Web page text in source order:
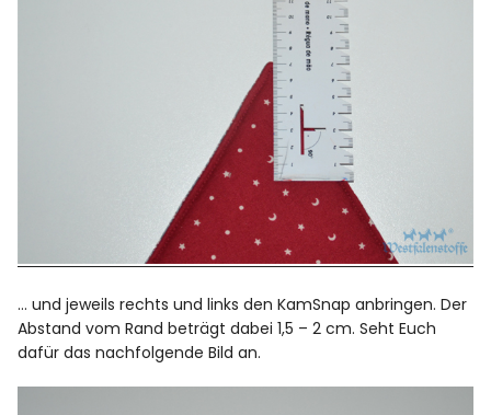
… und jeweils rechts und links den KamSnap anbringen. Der
Abstand vom Rand beträgt dabei 1,5 – 2 cm. Seht Euch
dafür das nachfolgende Bild an.